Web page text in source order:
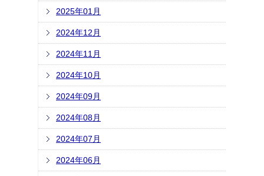
2025年01月
2024年12月
2024年11月
2024年10月
2024年09月
2024年08月
2024年07月
2024年06月